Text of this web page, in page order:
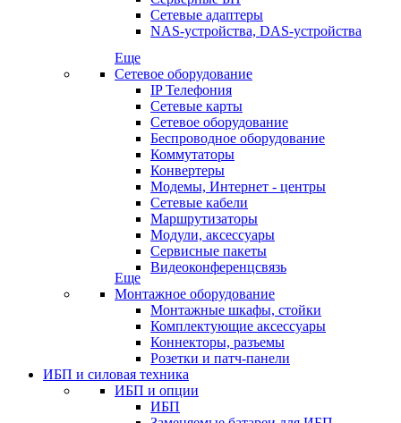
Сетевые адаптеры
NAS-устройства, DAS-устройства
Еще
Сетевое оборудование
IP Телефония
Сетевые карты
Сетевое оборудование
Беспроводное оборудование
Коммутаторы
Конвертеры
Модемы, Интернет - центры
Сетевые кабели
Маршрутизаторы
Модули, аксессуары
Сервисные пакеты
Видеоконференцсвязь
Еще
Монтажное оборудование
Монтажные шкафы, стойки
Комплектующие аксессуары
Коннекторы, разъемы
Розетки и патч-панели
ИБП и силовая техника
ИБП и опции
ИБП